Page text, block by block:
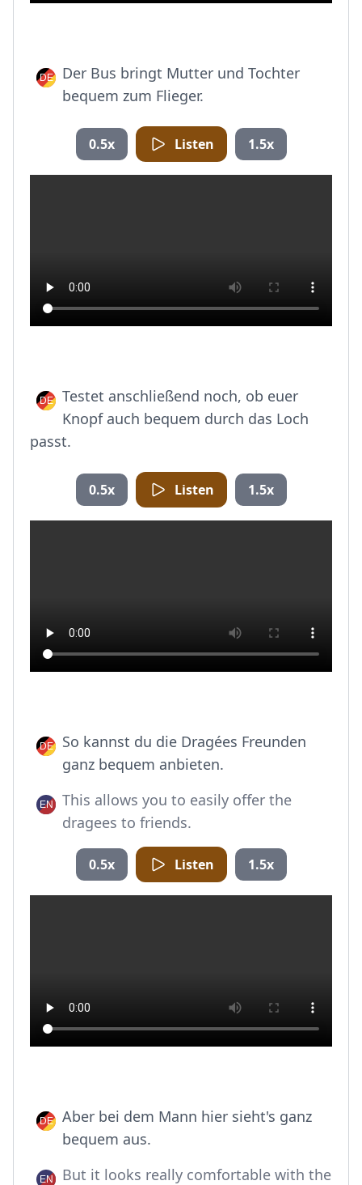
Der Bus bringt Mutter und Tochter
bequem zum Flieger.
0.5x Listen 1.5x
Testet anschließend noch, ob euer
Knopf auch bequem durch das Loch
passt.
0.5x Listen 1.5x
So kannst du die Dragées Freunden
ganz bequem anbieten.
This allows you to easily offer the
dragees to friends.
0.5x Listen 1.5x
Aber bei dem Mann hier sieht's ganz
bequem aus.
But it looks really comfortable with the